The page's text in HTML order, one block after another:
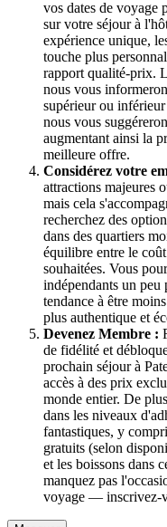
vos dates de voyage
sur votre séjour à
expérience unique,
touche plus
rapport qualité-prix.
nous vous
supérieur ou
nous vous
augmentant ainsi la
meilleure offre.
Considérez votre
attractions majeures
mais cela
recherchez des
dans des quartiers
équilibre entre le
souhaitées. Vous
indépendants un peu
tendance à être
plus authentique et
Devenez Membre :
de fidélité et
prochain séjour à
accès à des prix
monde entier. De
dans les niveaux
fantastiques, y
gratuits (selon
et les boissons dans
manquez pas
voyage — inscrivez-